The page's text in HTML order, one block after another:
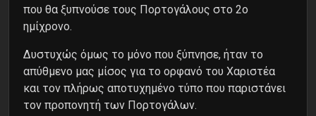
που θα ξυπνούσε τους Πορτογάλους στο 2ο
ημίχρονο.
Δυστυχώς όμως το μόνο που ξύπνησε, ήταν το
απύθμενο μας μίσος για το ορφανό του Χαριστέα
και τον πλήρως αποτυχημένο τύπο που παριστάνει
τον προπονητή των Πορτογάλων.